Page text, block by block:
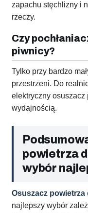
zapachu stęchlizny i
rzeczy.
Czy
piwnicy?
Tylko przy bardzo
przestrzeni. Do
elektryczny
wydajnością.
powietrza
wybór
Osuszacz
najlepszy wybór